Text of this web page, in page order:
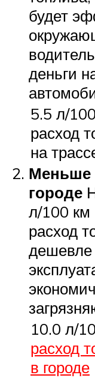
будет
деньги
5.5 л/
расход
на
Меньше
городе
л/100
расход
дешевле
10.0 л/
расход
в городе